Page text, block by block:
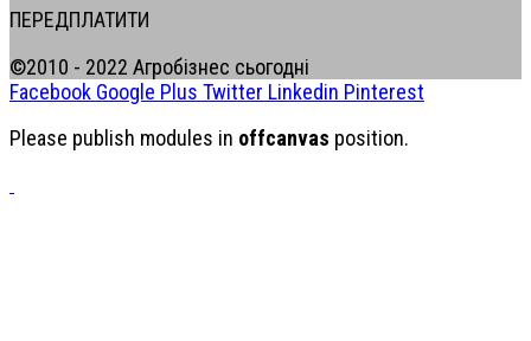
ПЕРЕДПЛАТИТИ
©2010 - 2022 Агробізнес сьогодні
Facebook Google Plus Twitter Linkedin Pinterest
Please publish modules in offcanvas position.